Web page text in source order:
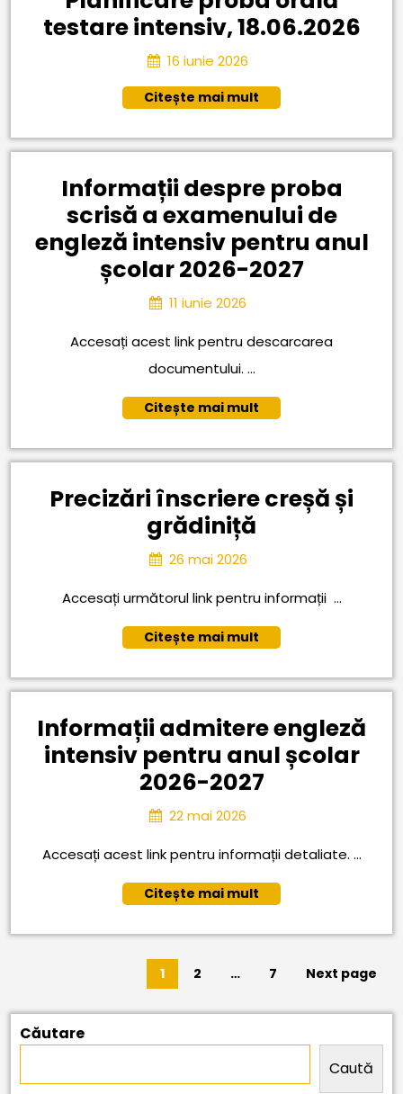
testare intensiv, 18.06.2026
16 iunie 2026
2026
Citește mai mult
mult
Informații despre proba
scrisă a examenului de
engleză intensiv pentru anul
școlar 2026-2027
scrisă
engleză
intensiv
pentru
2026-
11 iunie 2026
2026
Accesați acest link pentru descarcarea
documentului. ...
Citește mai mult
mult
Precizări înscriere creșă și
grădiniță
și
grădiniță
26 mai 202626
2026
Accesați următorul link pentru informații ...
Citește mai mult
mult
Informații admitere engleză
intensiv pentru anul școlar
2026-2027Informații
intensiv
pentru
școlar
2026-
22 mai 2026
2026
Accesați acest link pentru informații detaliate. ...
Citește mai mult
mult
Paginație
articole
PAGE
1 PAGE
2 … PAGE
7 Next page
Căutare
Caută